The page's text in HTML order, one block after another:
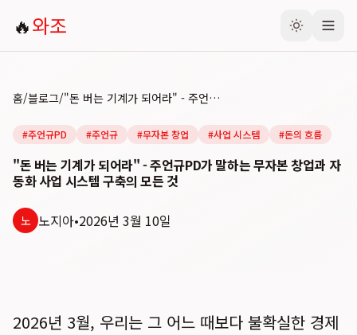
🔥와조
홈/블로그/ "돈 버는 기계가 되어라" - 주언규PD가 말하는 무자본 창업과 자동화 사업 시스템 구축의 모든 것
#주언규PD #주언규 #무자본 창업 #사업 시스템 #돈의 흐름
"돈 버는 기계가 되어라" - 주언규PD가 말하는 무자본 창업과 자
동화 사업 시스템 구축의 모든 것
노 노지아•2026년 3월 10일
2026년 3월, 우리는 그 어느 때보다 불확실한 경제